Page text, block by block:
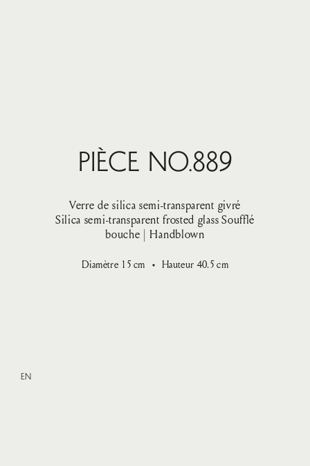
Pièce No.889
Verre de silica semi-transparent givré
Silica semi-transparent frosted glass Soufflé
bouche | Handblown
Diamètre 15 cm Hauteur 40.5 cm
EN